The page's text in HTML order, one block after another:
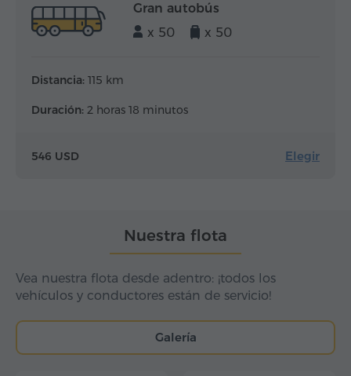
Gran autobús
x 50
x 50
Distancia: 115 km
Duración: 2 horas 18 minutos
546 USD Elegir
Nuestra flota
Vea nuestra flota desde adentro: ¡todos los
vehículos y conductores están de servicio!
Galería